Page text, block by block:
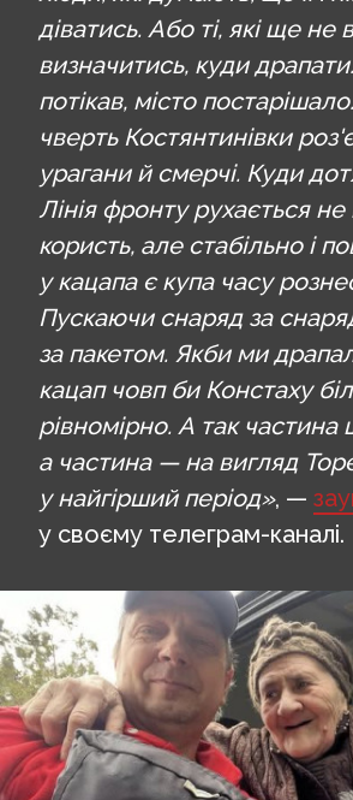
діватись. Або ті, які ще не
визначитись, куди
потікав, місто
чверть Костянтинівки
урагани й смерчі. Куди
Лінія фронту рухається
користь, але стабільно і
у кацапа є купа часу
Пускаючи снаряд за
за пакетом. Якби ми
кацап човп би Констаху
рівномірно. А так
а частина — на вигляд
у найгірший період», —
у своєму телеграм-каналі.